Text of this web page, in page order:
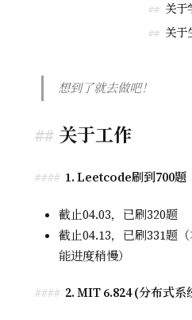
想到了就去做吧！
关于工作
1. Leetcode刷到700题
截止04.03，已刷320题
截止04.13，已刷331题
能进度稍慢）
2. MIT 6.824 (分布式系
## 关于
## 关于